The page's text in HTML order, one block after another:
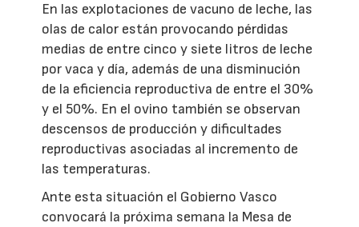
En las explotaciones de vacuno de leche, las
olas de calor están provocando pérdidas
medias de entre cinco y siete litros de leche
por vaca y día, además de una disminución
de la eficiencia reproductiva de entre el 30%
y el 50%. En el ovino también se observan
descensos de producción y dificultades
reproductivas asociadas al incremento de
las temperaturas.
Ante esta situación el Gobierno Vasco
convocará la próxima semana la Mesa de